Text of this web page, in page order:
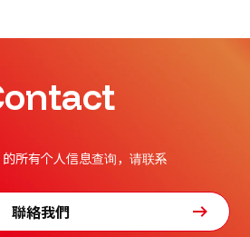
的所有个人信息查询，请联系
聯絡我們